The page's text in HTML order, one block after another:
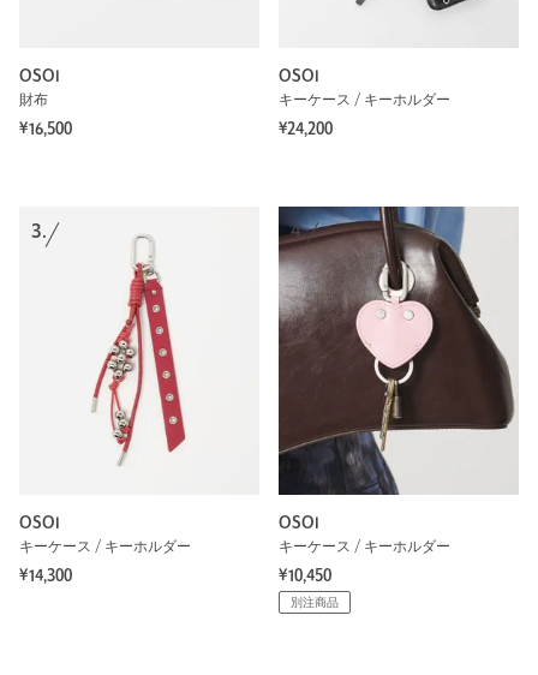
OSOI
財布
¥16,500
OSOI
キーケース / キーホルダー
¥24,200
3.
OSOI
キーケース / キーホルダー
¥14,300
4.
OSOI
キーケース / キーホルダー
¥10,450
別注商品